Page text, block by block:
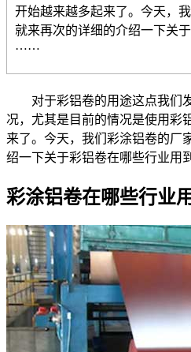
开始越来越多起来了。今天，
就来再次的详细的介绍一下关
……
对于彩铝卷的用途这点我们
况，尤其是目前的情况是使用彩
来了。今天，我们彩涂铝卷的厂
绍一下关于彩铝卷在哪些行业用到
彩涂铝卷在哪些行业